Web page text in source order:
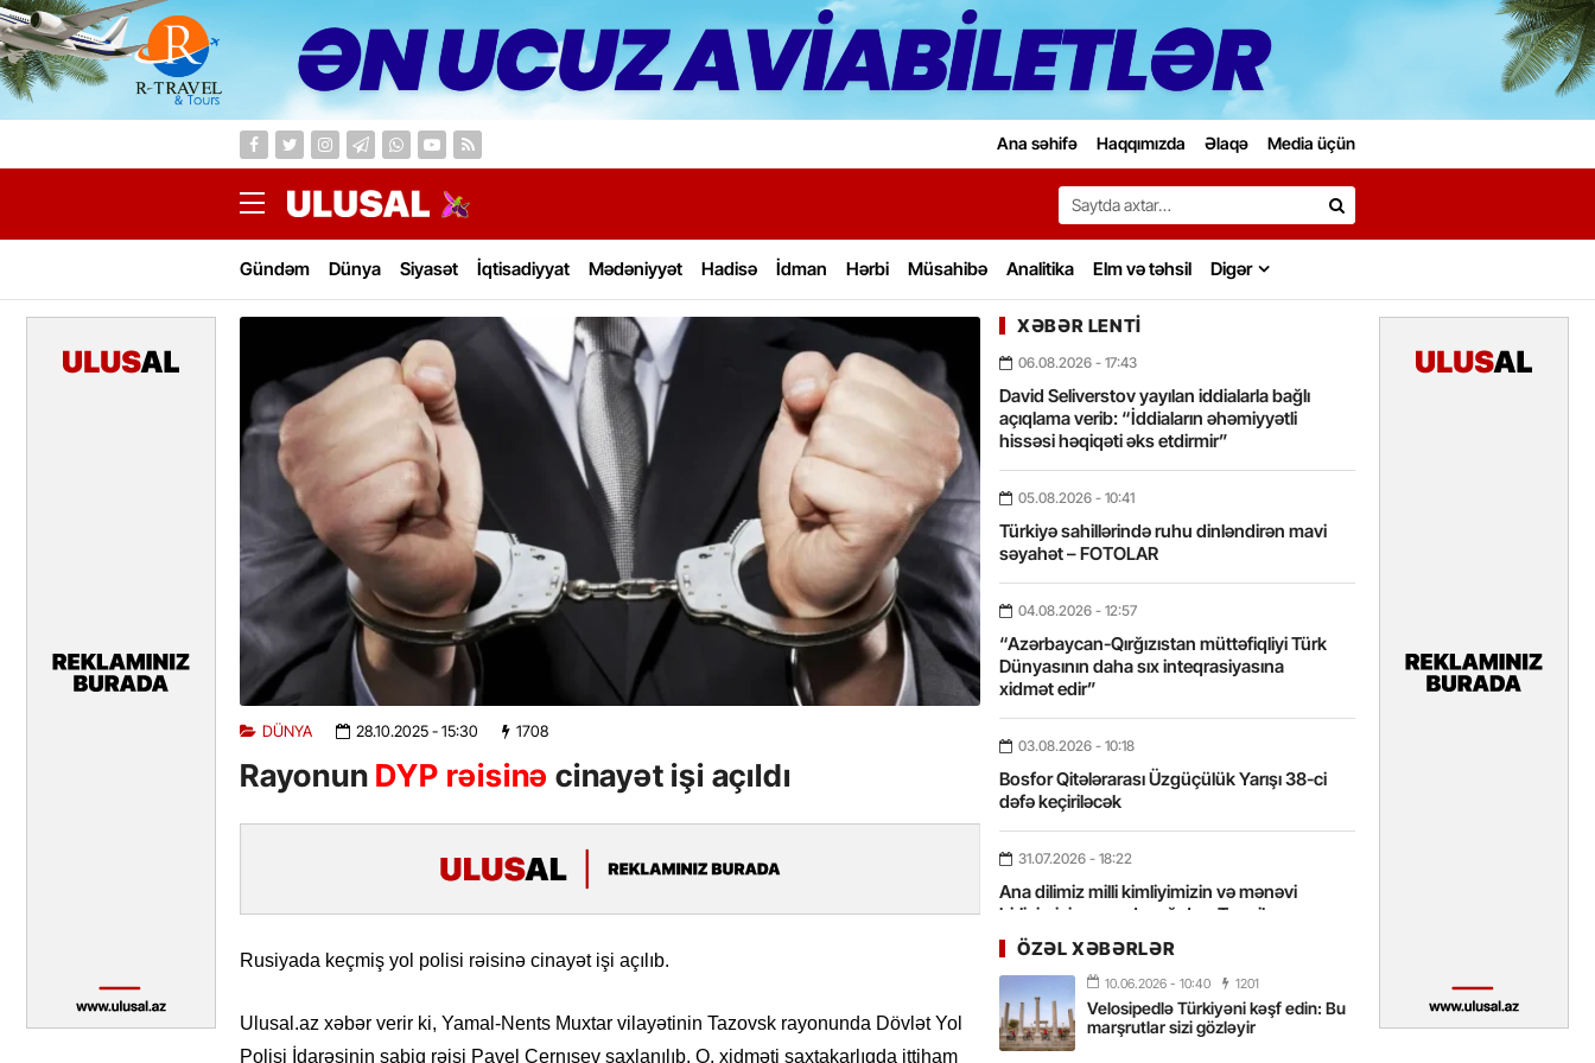
Ana səhifə Haqqımızda Əlaqə Media üçün
Search…
Gündəm Dünya Siyasət İqtisadiyyat Mədəniyyət Hadisə İdman Hərbi Müsahibə Analitika Elm və təhsil Digər
DÜNYA 28.10.2025- 15:30 1708
Rayonun DYP rəisinə cinayət işi açıldı
Rusiyada keçmiş yol polisi rəisinə cinayət işi açılıb.
Ulusal.az xəbər verir ki, Yamal-Nents Muxtar vilayətinin Tazovsk rayonunda Dövlət Yol
Polisi İdarəsinin sabiq rəisi Pavel Çernışev saxlanılıb. O, xidməti saxtakarlıqda ittiham
XƏBƏR LENTI
06.08.2026 - 17:43
David Seliverstov yayılan iddialarla bağlı
açıqlama verib: “İddiaların əhəmiyyətli
hissəsi həqiqəti əks etdirmir”
05.08.2026 - 10:41
Türkiyə sahillərində ruhu dinləndirən mavi
səyahət – FOTOLAR
04.08.2026 - 12:57
“Azərbaycan-Qırğızıstan müttəfiqliyi Türk
Dünyasının daha sıx inteqrasiyasına
xidmət edir”
03.08.2026 - 10:18
Bosfor Qitələrarası Üzgüçülük Yarışı 38-ci
dəfə keçiriləcək
31.07.2026 - 18:22
Ana dilimiz milli kimliyimizin və mənəvi
birliyimizin əsas dayağıdır – Tənzilə
Rüstəmxanlı
31.07.2026 - 16:58
Tarixin axarını yalnız böyük liderlər dəyişir
ÖZƏL XƏBƏRLƏR
10.06.2026 - 10:40 1201
Velosipedlə Türkiyəni kəşf edin: Bu
marşrutlar sizi gözləyir